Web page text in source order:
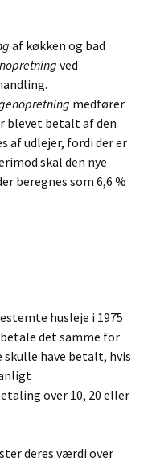
af køkken og bad
ved
medfører
blevet betalt af den
af udlejer, fordi der er
skal den nye
beregnes som 6,6 %
husleje i 1975
det samme for
have betalt, hvis
over 10, 20 eller
deres værdi over